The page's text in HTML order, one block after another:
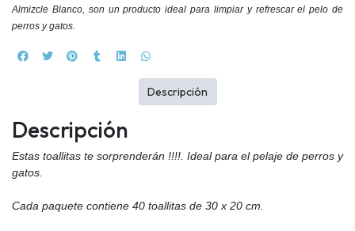
Almizcle Blanco, son un producto ideal para limpiar y refrescar el pelo de
perros y gatos.
Descripción
Estas toallitas te sorprenderán !!!!. Ideal para el pelaje de perros y
gatos.
Cada paquete contiene 40 toallitas de 30 x 20 cm.
Descripción